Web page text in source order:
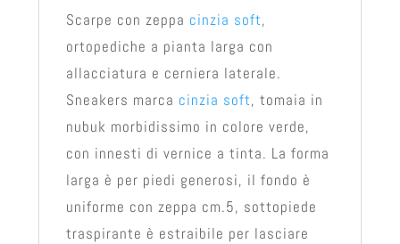
Scarpe con zeppa cinzia soft,
ortopediche a pianta larga con
allacciatura e cerniera laterale.
Sneakers marca cinzia soft, tomaia in
nubuk morbidissimo in colore verde,
con innesti di vernice a tinta. La forma
larga è per piedi generosi, il fondo è
uniforme con zeppa cm.5, sottopiede
traspirante è estraibile per lasciare